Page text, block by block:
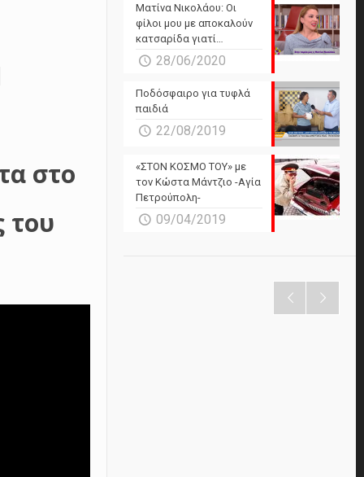
στο
του
Ματίνα Νικολάου: Οι
φίλοι μου με αποκαλούν
κατσαρίδα γιατί…
28/06/2020
Ποδόσφαιρο για τυφλά
παιδιά
22/08/2019
«ΣΤΟΝ ΚΟΣΜΟ ΤΟΥ» με
τον Κώστα Μάντζιο -Αγία
Πετρούπολη-
09/04/2019